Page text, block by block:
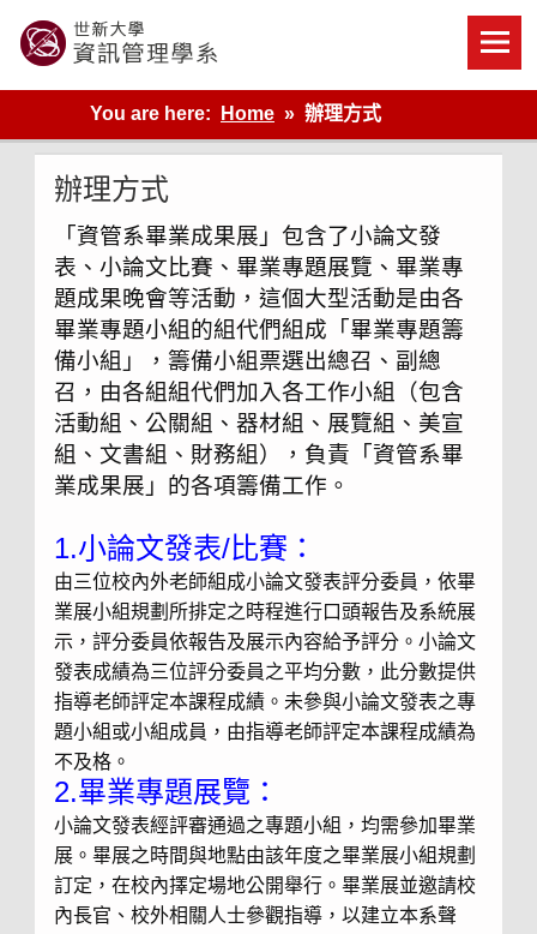
content
世新大學資管系網站
You are here:
Home 辦理方式
辦理方式
「資管系畢業成果展」包含了小論文發
表、小論文比賽、畢業專題展覽、畢業專
題成果晚會等活動，這個大型活動是由各
畢業專題小組的組代們組成「畢業專題籌
備小組」，籌備小組票選出總召、副總
召，由各組組代們加入各工作小組（包含
活動組、公關組、器材組、展覽組、美宣
組、文書組、財務組），負責「資管系畢
業成果展」的各項籌備工作。
1.小論文發表/比賽：
由三位校內外老師組成小論文發表評分委員，依畢
業展小組規劃所排定之時程進行口頭報告及系統展
示，評分委員依報告及展示內容給予評分。小論文
發表成績為三位評分委員之平均分數，此分數提供
指導老師評定本課程成績。未參與小論文發表之專
題小組或小組成員，由指導老師評定本課程成績為
不及格。
2.畢業專題展覽：
小論文發表經評審通過之專題小組，均需參加畢業
展。畢展之時間與地點由該年度之畢業展小組規劃
訂定，在校內擇定場地公開舉行。畢業展並邀請校
內長官、校外相關人士參觀指導，以建立本系聲